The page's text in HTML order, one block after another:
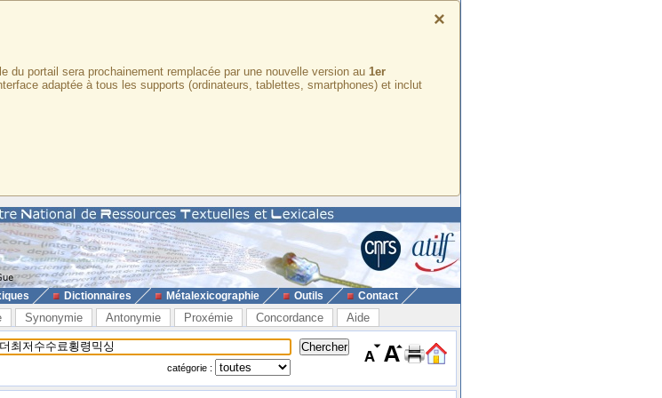
×
portail sera prochainement remplacée par une nouvelle version au 1er
adaptée à tous les supports (ordinateurs, tablettes, smartphones) et inclut
Dictionnaires Métalexicographie Outils Contact
Synonymie Antonymie Proxémie Concordance Aide
catégorie :